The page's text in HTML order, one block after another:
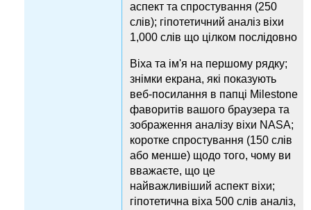
аспект та спростування (250
слів); гіпотетичний аналіз віхи
1,000 слів що цілком послідовно
Віха та ім'я на першому рядку;
знімки екрана, які показують
веб-посилання в папці Milestone
фаворитів вашого браузера та
зображення аналізу віхи NASA;
коротке спростування (150 слів
або менше) щодо того, чому ви
вважаєте, що це
найважливіший аспект віхи;
гіпотетична віха 500 слів аналіз,